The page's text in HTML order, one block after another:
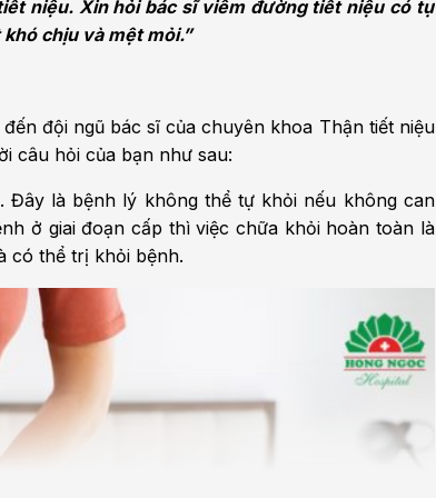
Ung bướu Bệnh học Tim mạch
niệu
- Phục hồi
chỉnh hình
Tim mạch
Tâm lý và sức khỏe tâm
Nam học
niệu. Xin hỏi bác sĩ viêm đường tiết niệu có tự
chịu và mệt mỏi.”
đội ngũ bác sĩ của chuyên khoa Thận tiết niệu
câu hỏi của bạn như sau:
Đây là bệnh lý không thể tự khỏi nếu không can
ở giai đoạn cấp thì việc chữa khỏi hoàn toàn là
có thể trị khỏi bệnh.